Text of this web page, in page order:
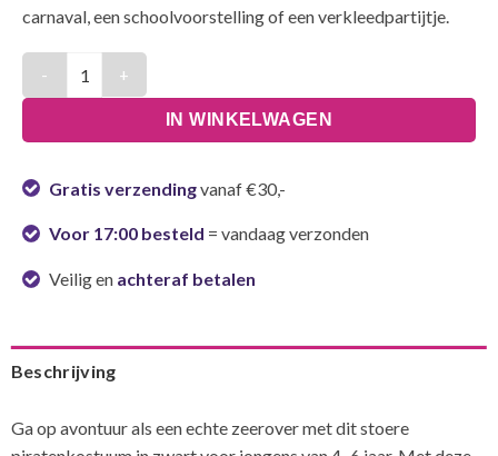
carnaval, een schoolvoorstelling of een verkleedpartijtje.
IN WINKELWAGEN
Gratis verzendingvanaf €30,-
Voor 17:00 besteld = vandaag verzonden
Veilig en achteraf betalen
Beschrijving
Ga op avontuur als een echte zeerover met dit stoere